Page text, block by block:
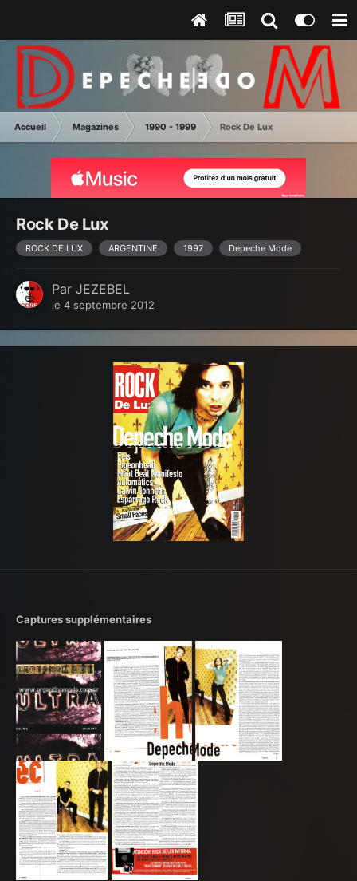
Accueil Magazines 1990 - 1999 Rock De Lux
Rock De Lux
ROCK DE LUX ARGENTINE 1997 Depeche Mode
Par JEZEBEL
le 4 septembre 2012
Captures supplémentaires